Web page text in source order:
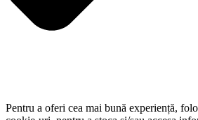
Pentru a oferi cea mai bună experiență,